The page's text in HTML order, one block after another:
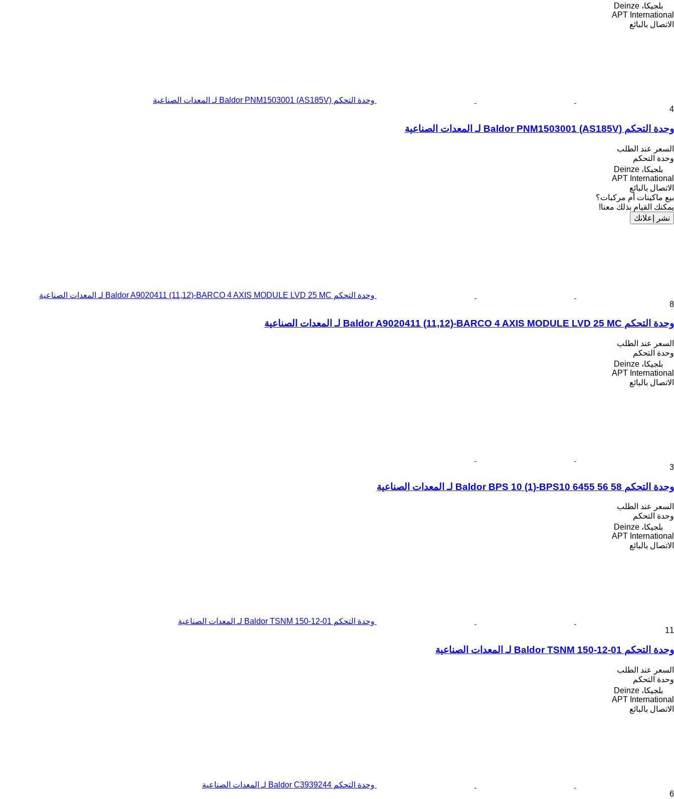
بلجيكا، Deinze
APT International
الاتصال بالبائع
وحدة التحكم Baldor PNM1503001 (AS185V) لـ المعدات الصناعية
4
وحدة التحكم Baldor PNM1503001 (AS185V) لـ المعدات الصناعية
السعر عند الطلب
وحدة التحكم
بلجيكا، Deinze
APT International
الاتصال بالبائع
بيع ماكينات أم مركبات؟
يمكنك القيام بذلك معنا!
نشر إعلانك
وحدة التحكم Baldor A9020411 (11,12)-BARCO 4 AXIS MODULE LVD 25 MC لـ المعدات الصناعية
8
وحدة التحكم Baldor A9020411 (11,12)-BARCO 4 AXIS MODULE LVD 25 MC لـ المعدات الصناعية
السعر عند الطلب
وحدة التحكم
بلجيكا، Deinze
APT International
الاتصال بالبائع
3
وحدة التحكم Baldor BPS 10 (1)-BPS10 6455 56 58 لـ المعدات الصناعية
السعر عند الطلب
وحدة التحكم
بلجيكا، Deinze
APT International
الاتصال بالبائع
وحدة التحكم Baldor TSNM 150-12-01 لـ المعدات الصناعية
11
وحدة التحكم Baldor TSNM 150-12-01 لـ المعدات الصناعية
السعر عند الطلب
وحدة التحكم
بلجيكا، Deinze
APT International
الاتصال بالبائع
وحدة التحكم Baldor C3939244 لـ المعدات الصناعية
6